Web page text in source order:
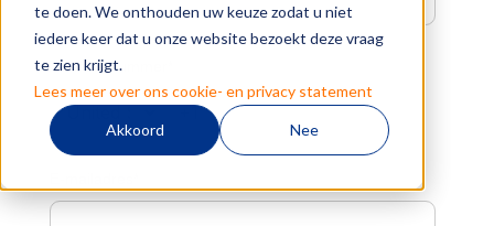
te doen. We onthouden uw keuze zodat u niet
iedere keer dat u onze website bezoekt deze vraag
te zien krijgt.
Lees meer over ons cookie- en privacy statement
Akkoord Nee
Telefoonnummer